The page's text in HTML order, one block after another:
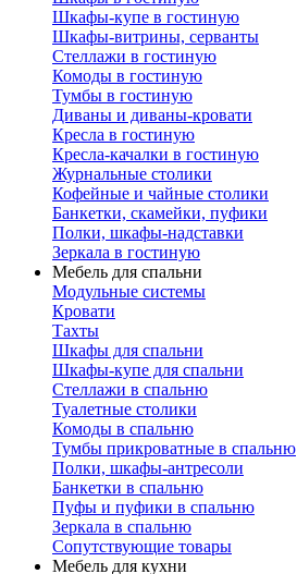
Шкафы-купе в гостиную
Шкафы-витрины, серванты
Стеллажи в гостиную
Комоды в гостиную
Тумбы в гостиную
Диваны и диваны-кровати
Кресла в гостиную
Кресла-качалки в гостиную
Журнальные столики
Кофейные и чайные столики
Банкетки, скамейки, пуфики
Полки, шкафы-надставки
Зеркала в гостиную
Мебель для спальни
Модульные системы
Кровати
Тахты
Шкафы для спальни
Шкафы-купе для спальни
Стеллажи в спальню
Туалетные столики
Комоды в спальню
Тумбы прикроватные в спальню
Полки, шкафы-антресоли
Банкетки в спальню
Пуфы и пуфики в спальню
Зеркала в спальню
Сопутствующие товары
Мебель для кухни